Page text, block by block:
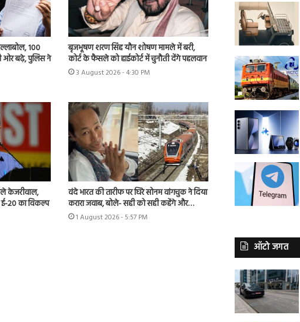
100
ओर बढ़े, पुलिस ने
बृजभूषण शरण सिंह यौन शोषण मामले में बरी,
कोर्ट के फैसले को हाईकोर्ट में चुनौती देंगे पहलवान
3 August 2026 - 4:30 PM
केजरीवाल,
ई-20 का विकल्प
वंदे भारत की तारीफ पर घिरे सोनम वांगचुक ने दिया
करारा जवाब, बोले- सही को सही कहेंगे और…
1 August 2026 - 5:57 PM
ऑटो जगत